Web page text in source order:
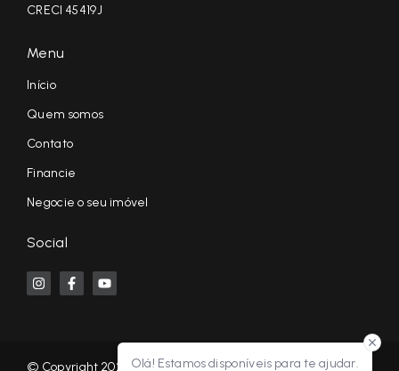
Olá! Estamos disponíveis para te ajudar.
CRECI 45419J
Menu
Início
Quem somos
Contato
Financie
Negocie o seu imóvel
Social
© Copyright 2026 - KF NEGÓCIOS IMOBILIÁRIOS RP - Todos